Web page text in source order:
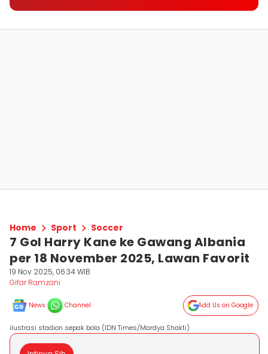
Home Sport Soccer
7 Gol Harry Kane ke Gawang Albania
per 18 November 2025, Lawan Favorit
19 Nov 2025, 06:34 WIB
Gifar Ramzani
News Channel Add Us on Google
ilustrasi stadion sepak bola (IDN Times/Mardya Shakti)